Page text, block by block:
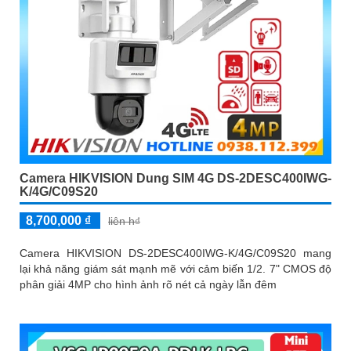
Camera HIKVISION Dung SIM 4G DS-2DESC400IWG-
K/4G/C09S20
8,700,000 ₫ liên h₫
Camera HIKVISION DS-2DESC400IWG-K/4G/C09S20 mang
lại khả năng giám sát mạnh mẽ với cảm biến 1/2. 7" CMOS độ
phân giải 4MP cho hình ảnh rõ nét cả ngày lẫn đêm